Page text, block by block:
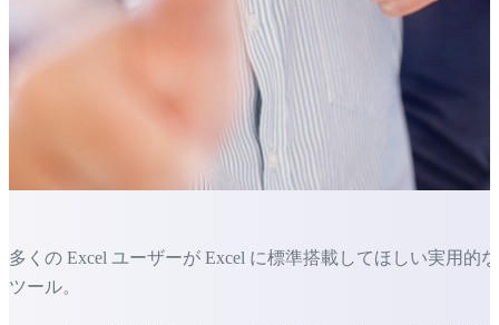
多くの Excel ユーザーが Excel に標準搭載してほしい実用的な
ツール。